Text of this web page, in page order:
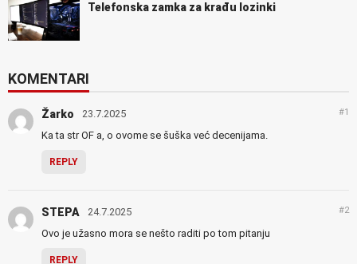
Telefonska zamka za krađu lozinki
KOMENTARI
Žarko 23.7.2025 #1
Ka ta str OF a, o ovome se šuška već decenijama.
REPLY
STEPA 24.7.2025 #2
Ovo je užasno mora se nešto raditi po tom pitanju
REPLY